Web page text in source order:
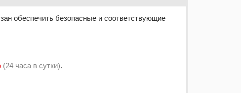
обеспечить безопасные и соответствующие
(24 часа в сутки).